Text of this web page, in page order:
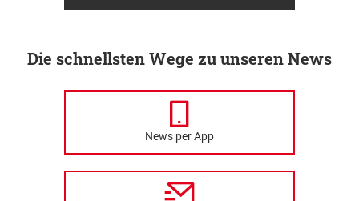
Die schnellsten Wege zu unseren News
News per App